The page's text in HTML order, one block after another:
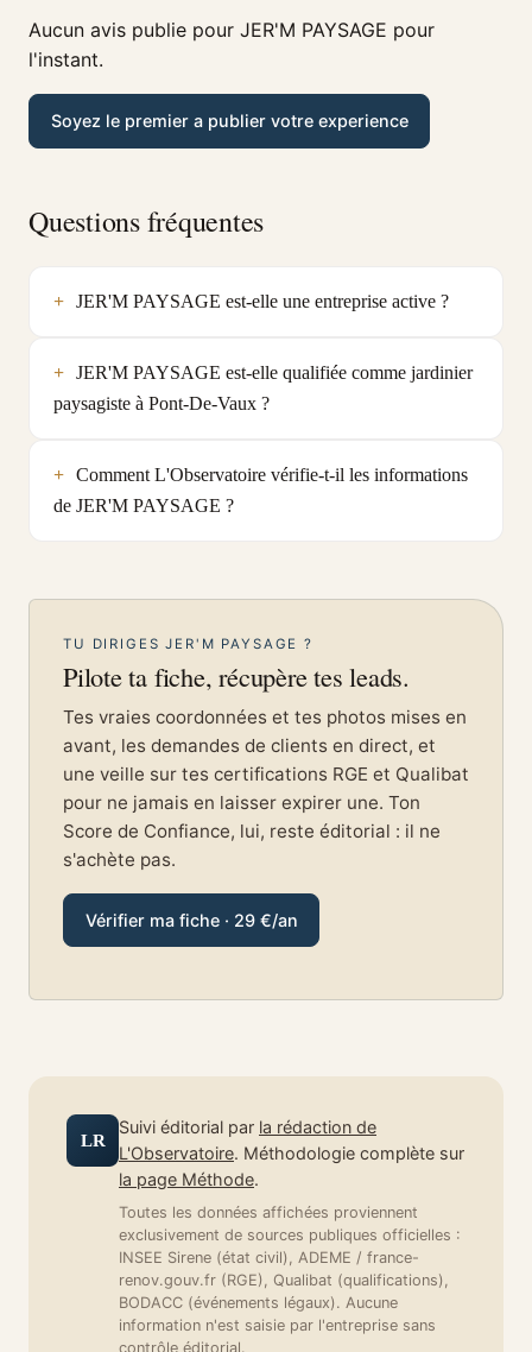
Aucun avis publie pour JER'M PAYSAGE pour
l'instant.
Soyez le premier a publier votre experience
Questions fréquentes
JER'M PAYSAGE est-elle une entreprise active ?
JER'M PAYSAGE est-elle qualifiée comme jardinier
paysagiste à Pont-De-Vaux ?
Comment L'Observatoire vérifie-t-il les informations
de JER'M PAYSAGE ?
TU DIRIGES JER'M PAYSAGE ?
Pilote ta fiche, récupère tes leads.
Tes vraies coordonnées et tes photos mises en
avant, les demandes de clients en direct, et
une veille sur tes certifications RGE et Qualibat
pour ne jamais en laisser expirer une. Ton
Score de Confiance, lui, reste éditorial : il ne
s'achète pas.
Vérifier ma fiche · 29 €/an
LR
Suivi éditorial par la rédaction de
L'Observatoire. Méthodologie complète sur
la page Méthode.
Toutes les données affichées proviennent
exclusivement de sources publiques officielles :
INSEE Sirene (état civil), ADEME / france-
renov.gouv.fr (RGE), Qualibat (qualifications),
BODACC (événements légaux). Aucune
information n'est saisie par l'entreprise sans
contrôle éditorial.